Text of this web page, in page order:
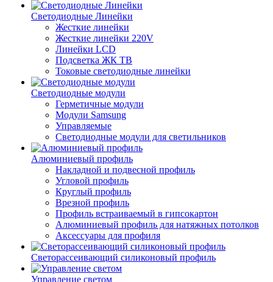
Светодиодные Линейки
Жесткие линейки
Жесткие линейки 220V
Линейки LCD
Подсветка ЖК ТВ
Токовые светодиодные линейки
Светодиодные модули
Герметичные модули
Модули Samsung
Управляемые
Светодиодные модули для светильников
Алюминиевый профиль
Накладной и подвесной профиль
Угловой профиль
Круглый профиль
Врезной профиль
Профиль встраиваемый в гипсокартон
Алюминиевый профиль для натяжных потолков
Аксессуары для профиля
Светорассеивающий силиконовый профиль
Управление светом